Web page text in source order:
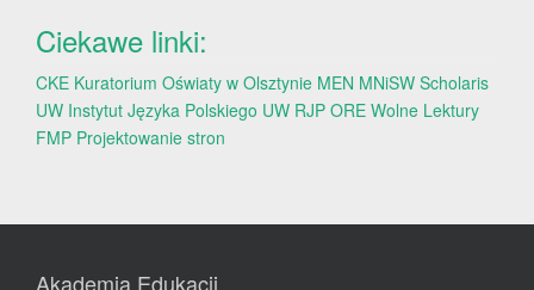
Ciekawe linki:
CKE Kuratorium Oświaty w Olsztynie MEN MNiSW Scholaris
UW Instytut Języka Polskiego UW RJP ORE Wolne Lektury
FMP Projektowanie stron
Akademia Edukacji